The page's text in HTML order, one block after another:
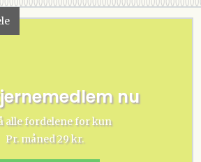
nu
alle fordelene for kun
Pr. måned 29 kr.